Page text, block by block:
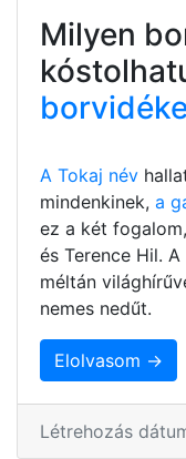
Milyen
A Tokaj név
mindenkinek, a
ez a két
és Terence Hil.
méltán
nemes nedűt.
Elolvasom →
Létrehozás